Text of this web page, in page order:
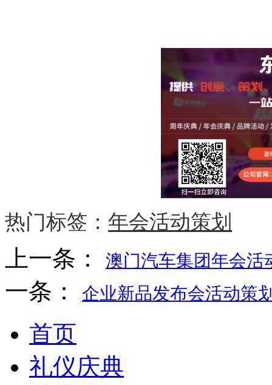
热门标签： 年会活动策划
上一条： 澳门汽车集团年会活
一条： 企业新品发布会活动策
首页
礼仪庆典